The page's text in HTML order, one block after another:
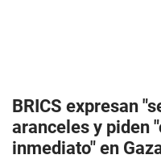
BRICS expresan
aranceles y piden
inmediato" en